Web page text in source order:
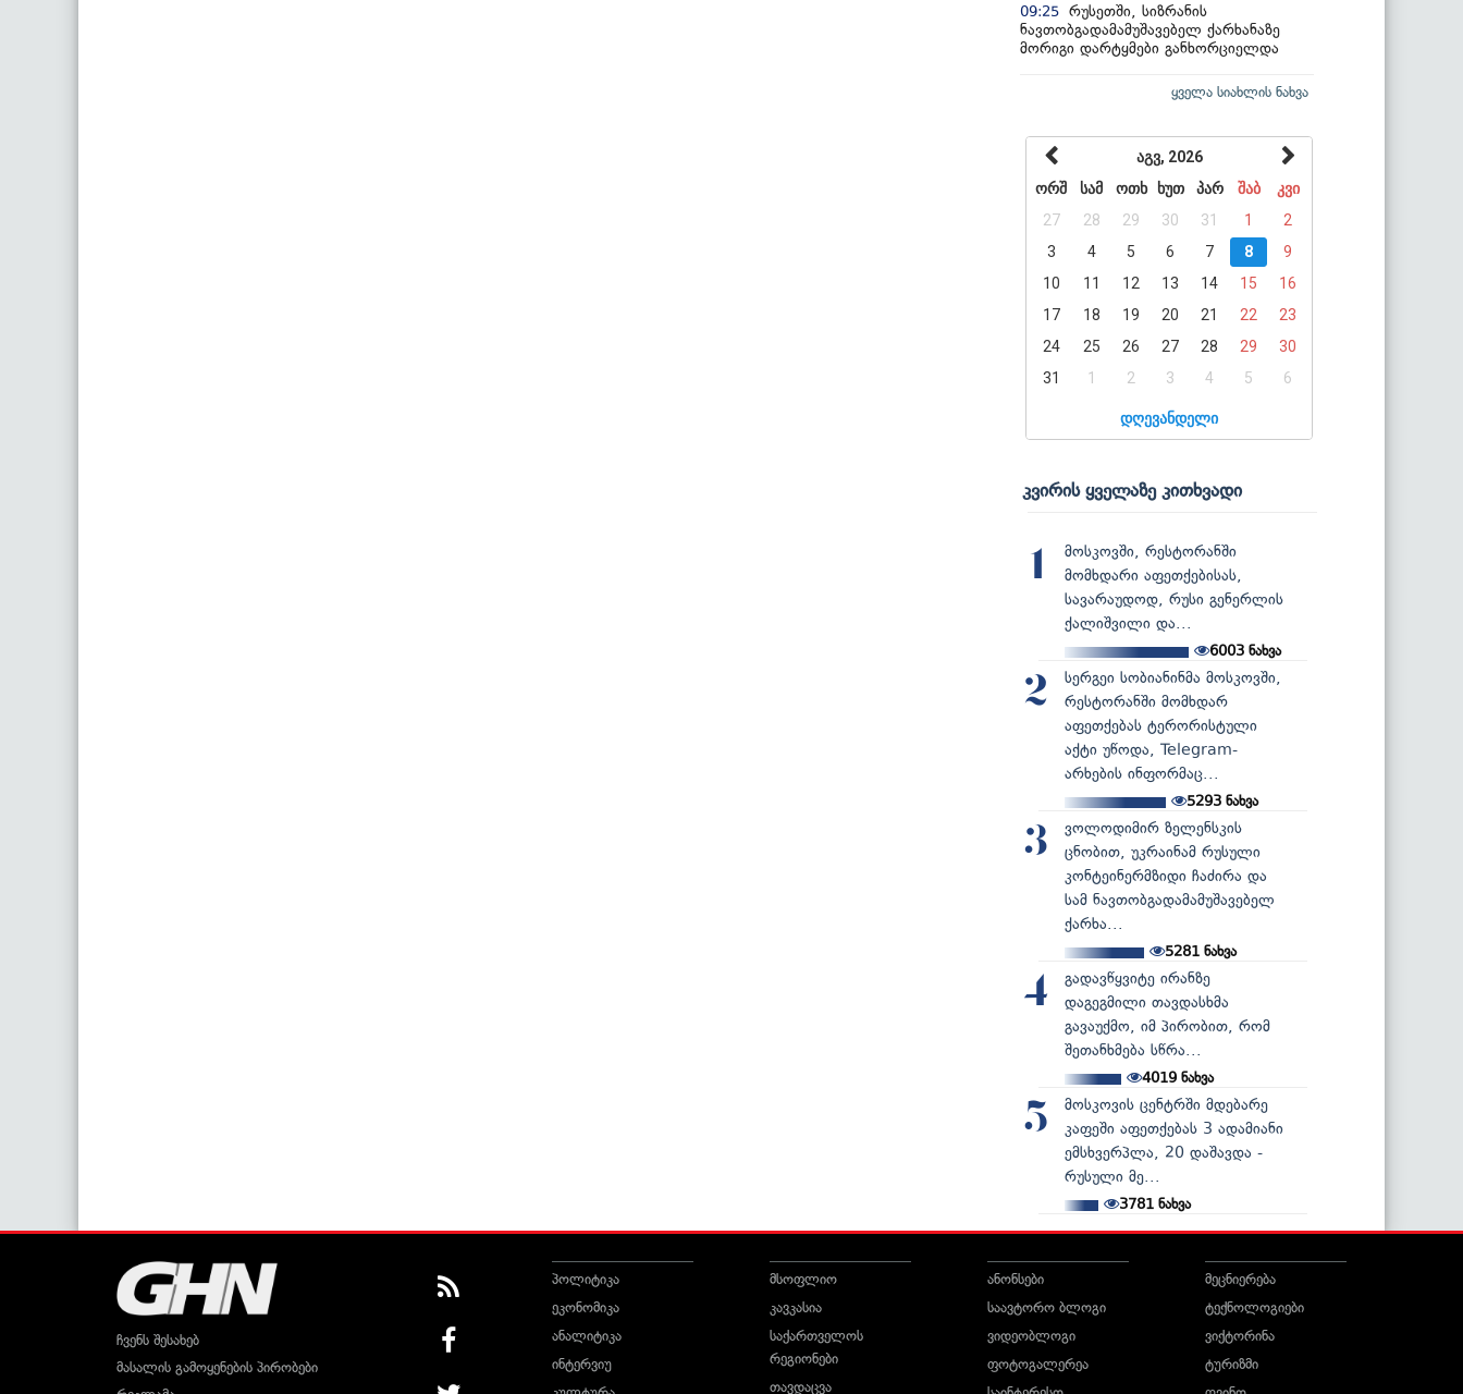
09:25 რუსეთში, სიზრანის
ნავთობგადამამუშავებელ ქარხანაზე
მორიგი დარტყმები განხორციელდა
ყველა სიახლის ნახვა
აგვ, 2026
ორშ
სამ ოთხ ხუთ პარ შაბ
კვი
27
28 29 30 31 1
2
3
4 5 6 7 8
9
10
11 12 13 14 15
16
17
18 19 20 21 22
23
24
25 26 27 28 29
30
31
1 2 3 4 5 6
დღევანდელი
კვირის ყველაზე კითხვადი
1
მოსკოვში, რესტორანში
მომხდარი აფეთქებისას,
სავარაუდოდ, რუსი გენერლის
ქალიშვილი და...
6003 ნახვა
2
სერგეი სობიანინმა მოსკოვში,
რესტორანში მომხდარ
აფეთქებას ტერორისტული
აქტი უწოდა, Telegram-
არხების ინფორმაც...
5293 ნახვა
3
ვოლოდიმირ ზელენსკის
ცნობით, უკრაინამ რუსული
კონტეინერმზიდი ჩაძირა და
სამ ნავთობგადამამუშავებელ
ქარხა...
5281ნახვა
4
გადავწყვიტე ირანზე
დაგეგმილი თავდასხმა
გავაუქმო, იმ პირობით, რომ
შეთანხმება სწრა...
4019ნახვა
5
მოსკოვის ცენტრში მდებარე
კაფეში აფეთქებას 3 ადამიანი
ემსხვერპლა, 20 დაშავდა -
რუსული მე...
3781 ნახვა
ჩვენს შესახებ
მასალის გამოყენების პირობები
პოლიტიკა
ეკონომიკა
ანალიტიკა
ინტერვიუ
მსოფლიო
კავკასია
საქართველოს
რეგიონები
თავდაცვა
ანონსები
საავტორო ბლოგი
ვიდეობლოგი
ფოტოგალერეა
მეცნიერება
ტექნოლოგიები
ვიქტორინა
ტურიზმი